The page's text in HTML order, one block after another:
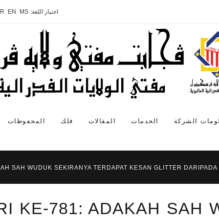
اختيار اللغة: MS
EN
الشركة الخدمات المقالات فلك المحفوظات
SAH WUDUK SEKIRANYA TERDAPAT KESAN GLITTER DARIPADA
KE-781: ADAKAH SAH